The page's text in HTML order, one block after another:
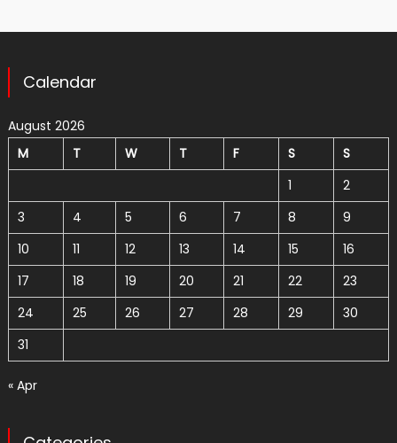
Calendar
August 2026
M
T W T F S
S
1
2
3
4 5 6 7 8
9
10
11 12 13 14 15
16
17
18 19 20 21 22
23
24
25 26 27 28 29
30
31
« Apr